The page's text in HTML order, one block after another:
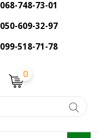
068-748-73-01
050-609-32-97
099-518-71-78
0